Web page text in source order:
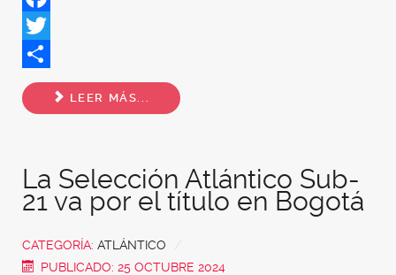
Facebook
Twitter
Share
LEER MÁS...
La Selección Atlántico Sub-
21 va por el título en Bogotá
CATEGORÍA: ATLÁNTICO
PUBLICADO: 25 OCTUBRE 2024